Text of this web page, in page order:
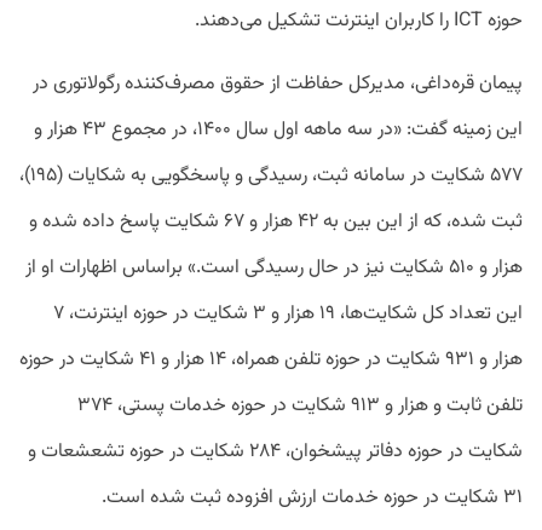
حوزه ICT را کاربران اینترنت تشکیل می‌دهند.
پیمان قره‌داغی، مدیرکل حفاظت از حقوق مصرف‌کننده رگولاتوری در
این زمینه گفت: «در سه ماهه اول سال ۱۴۰۰، در مجموع ۴۳ هزار و
۵۷۷ شکایت در سامانه ثبت، رسیدگی و پاسخگویی به شکایات (۱۹۵)،
ثبت شده، که از این بین به ۴۲ هزار و ۶۷ شکایت پاسخ داده شده و
هزار و ۵۱۰ شکایت نیز در حال رسیدگی است.» براساس اظهارات او از
این تعداد کل شکایت‌ها، ۱۹ هزار و ۳ شکایت در حوزه اینترنت، ۷
هزار و ۹۳۱ شکایت در حوزه تلفن همراه، ۱۴ هزار و ۴۱ شکایت در حوزه
تلفن ثابت و هزار و ۹۱۳ شکایت در حوزه خدمات پستی، ۳۷۴
شکایت در حوزه دفاتر پیشخوان، ۲۸۴ شکایت در حوزه تشعشعات و
۳۱ شکایت در حوزه خدمات ارزش افزوده ثبت شده است.